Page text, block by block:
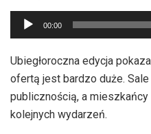
Odtwarzacz
plików
dźwiękowych
00:00
Ubiegłoroczna edycja
ofertą jest bardzo duże. Sale
publicznością, a
kolejnych wydarzeń.